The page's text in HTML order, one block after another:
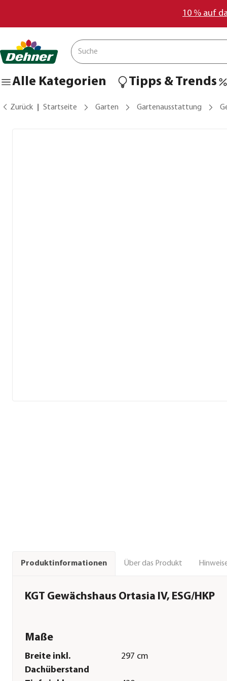
10 % auf
Alle Kategorien Tipps & Trends
Zurück Startseite Garten Gartenausstattung
Produktinformationen Über das Produkt
KGT Gewächshaus Ortasia IV, ESG/HKP
Maße
Breite inkl.
Dachüberstand
297 cm